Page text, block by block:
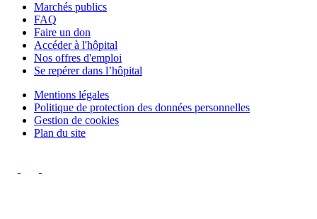
Marchés publics
FAQ
Faire un don
Accéder à l'hôpital
Nos offres d'emploi
Se repérer dans l’hôpital
Mentions légales
Politique de protection des données personnelles
Gestion de cookies
Plan du site